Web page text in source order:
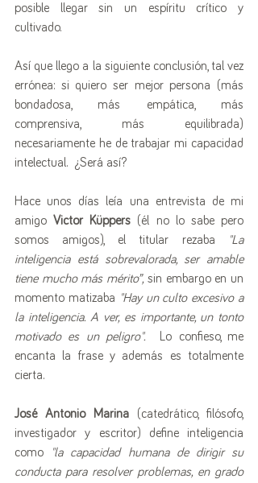
posible llegar sin un espíritu crítico y
cultivado.
Así que llego a la siguiente conclusión, tal vez
errónea: si quiero ser mejor persona (más
bondadosa, más empática, más
comprensiva, más equilibrada)
necesariamente he de trabajar mi capacidad
intelectual.  ¿Será así?
Hace unos días leía una entrevista de mi
amigo Victor Küppers (él no lo sabe pero
somos amigos), el titular rezaba
"La
inteligencia está sobrevalorada, ser amable
tiene mucho más mérito”, sin embargo en un
momento matizaba "Hay un culto excesivo a
la inteligencia. A ver, es importante, un tonto
motivado es un peligro".
Lo confieso, me
encanta la frase y además es totalmente
cierta.
José Antonio Marina (catedrático, filósofo,
investigador y escritor) define inteligencia
como
"la capacidad humana de dirigir su
conducta para resolver problemas, en grado